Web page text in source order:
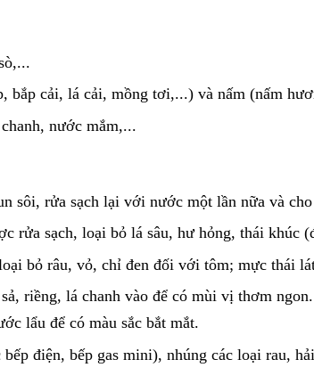
bắp cải, lá cải, mồng tơi,...) và nấm (nấm
nước mắm,...
sôi, rửa sạch lại với nước một lần nữa và
rửa sạch, loại bỏ lá sâu, hư hỏng, thái khúc
bỏ râu, vỏ, chỉ đen đối với tôm; mực thái
riềng, lá chanh vào để có mùi vị thơm
lẩu để có màu sắc bắt mắt.
điện, bếp gas mini), nhúng các loại rau,